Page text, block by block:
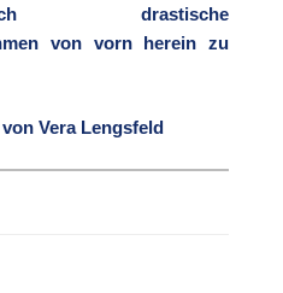
drastische
von vorn herein zu
Vera Lengsfeld